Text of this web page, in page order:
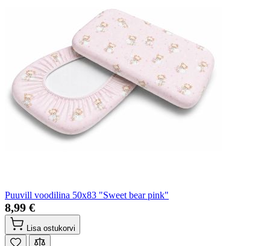
Puuvill voodilina 50x83 "Sweet bear pink"
8,99 €
Lisa ostukorvi